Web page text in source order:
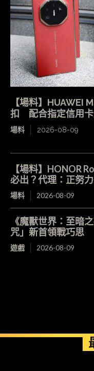
【場料】HUAWEI
扣 配合指定信用卡
場料 2026-08-09
【場料】HONOR
必出？代理：正努
場料 2026-08-09
《魔獸世界：至暗
咒」新首領戰巧思
遊戲 2026-08-09